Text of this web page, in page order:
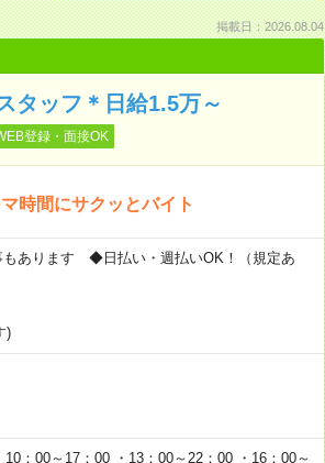
掲載日：2026.08.04
タッフ＊日給1.5万～
登録・面接OK
時間にサクッとバイト
もあります ◆日払い・週払いOK！（規定あ
)
：00～17：00 ・13：00～22：00 ・16：00～